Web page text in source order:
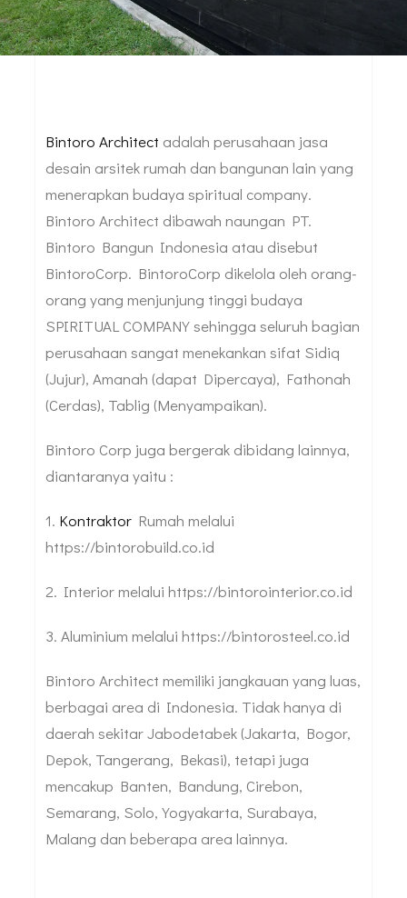
Bintoro Architect adalah perusahaan jasa
desain arsitek rumah dan bangunan lain yang
menerapkan budaya spiritual company.
Bintoro Architect dibawah naungan PT.
Bintoro Bangun Indonesia atau disebut
BintoroCorp. BintoroCorp dikelola oleh orang-
orang yang menjunjung tinggi budaya
SPIRITUAL COMPANY sehingga seluruh bagian
perusahaan sangat menekankan sifat Sidiq
(Jujur), Amanah (dapat Dipercaya), Fathonah
(Cerdas), Tablig (Menyampaikan).
Bintoro Corp juga bergerak dibidang lainnya,
diantaranya yaitu :
1. Kontraktor Rumah melalui
https://bintorobuild.co.id
2. Interior melalui https://bintorointerior.co.id
3. Aluminium melalui https://bintorosteel.co.id
Bintoro Architect memiliki jangkauan yang luas,
berbagai area di Indonesia. Tidak hanya di
daerah sekitar Jabodetabek (Jakarta, Bogor,
Depok, Tangerang, Bekasi), tetapi juga
mencakup Banten, Bandung, Cirebon,
Semarang, Solo, Yogyakarta, Surabaya,
Malang dan beberapa area lainnya.